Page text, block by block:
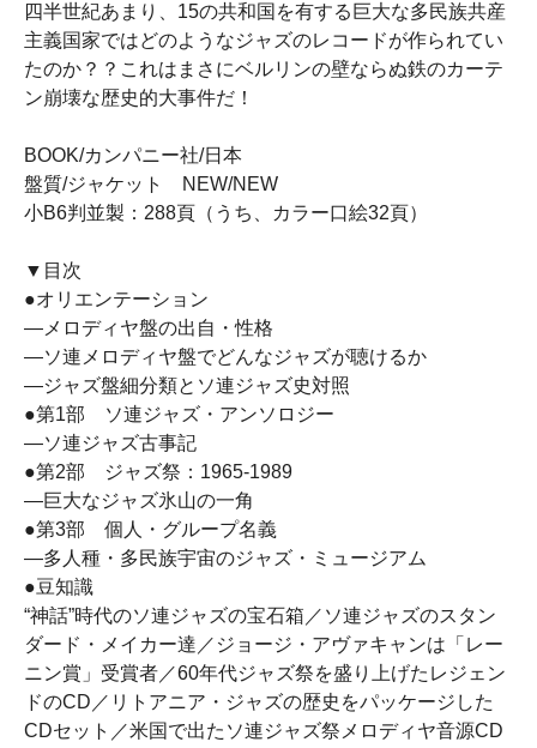
四半世紀あまり、15の共和国を有する巨大な多民族共産
主義国家ではどのようなジャズのレコードが作られてい
たのか？？これはまさにベルリンの壁ならぬ鉄のカーテ
ン崩壊な歴史的大事件だ！
BOOK/カンパニー社/日本
盤質/ジャケット NEW/NEW
小B6判並製：288頁（うち、カラー口絵32頁）
▼目次
●オリエンテーション
—メロディヤ盤の出自・性格
—ソ連メロディヤ盤でどんなジャズが聴けるか
—ジャズ盤細分類とソ連ジャズ史対照
●第1部 ソ連ジャズ・アンソロジー
—ソ連ジャズ古事記
●第2部 ジャズ祭：1965-1989
—巨大なジャズ氷山の一角
●第3部 個人・グループ名義
—多人種・多民族宇宙のジャズ・ミュージアム
●豆知識
“神話”時代のソ連ジャズの宝石箱／ソ連ジャズのスタン
ダード・メイカー達／ジョージ・アヴァキャンは「レー
ニン賞」受賞者／60年代ジャズ祭を盛り上げたレジェン
ドのCD／リトアニア・ジャズの歴史をパッケージした
CDセット／米国で出たソ連ジャズ祭メロディヤ音源CD